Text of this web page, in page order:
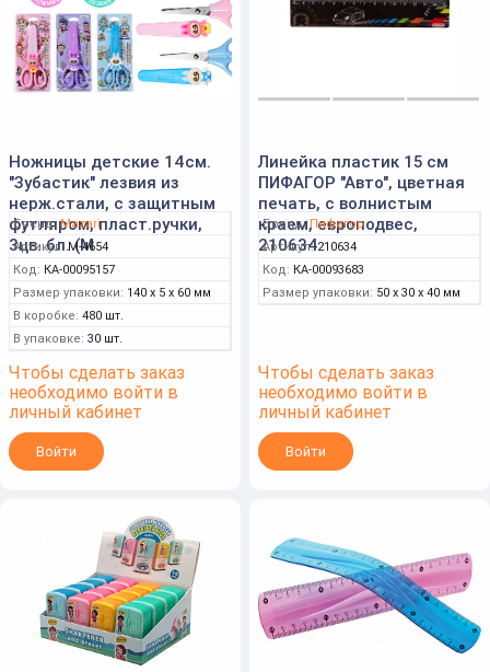
Ножницы детские 14см.
"Зубастик" лезвия из
нерж.стали, с защитным
футляром, пласт.ручки,
3цв. бл. (M
Бренд: Mazari
Артикул: M-4654
Код: КА-00095157
Размер упаковки: 140 x 5 x 60 мм
В коробке: 480 шт.
В упаковке: 30 шт.
Чтобы сделать заказ
необходимо войти в
личный кабинет
Войти
Линейка пластик 15 см
ПИФАГОР "Авто", цветная
печать, с волнистым
краем, европодвес,
210634
Бренд: Пифагор
Артикул: 210634
Код: КА-00093683
Размер упаковки: 50 x 30 x 40 мм
Чтобы сделать заказ
необходимо войти в
личный кабинет
Войти